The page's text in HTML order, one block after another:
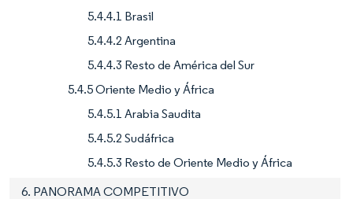
5.4.4.1 Brasil
5.4.4.2 Argentina
5.4.4.3 Resto de América del Sur
5.4.5 Oriente Medio y África
5.4.5.1 Arabia Saudita
5.4.5.2 Sudáfrica
5.4.5.3 Resto de Oriente Medio y África
6. PANORAMA COMPETITIVO